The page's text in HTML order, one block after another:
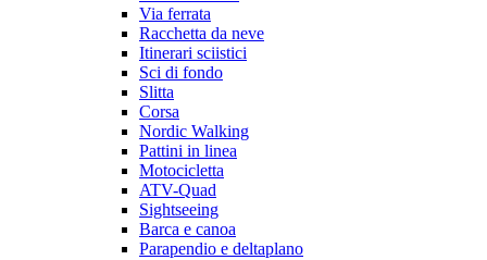
Via ferrata
Racchetta da neve
Itinerari sciistici
Sci di fondo
Slitta
Corsa
Nordic Walking
Pattini in linea
Motocicletta
ATV-Quad
Sightseeing
Barca e canoa
Parapendio e deltaplano